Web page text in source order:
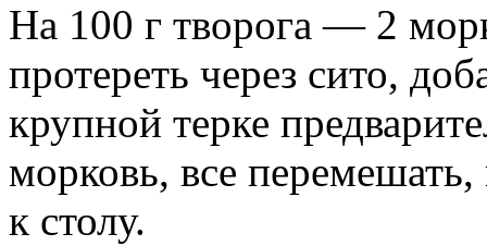
На 100 г творога — 2
протереть через сито,
крупной терке
морковь, все
к столу.